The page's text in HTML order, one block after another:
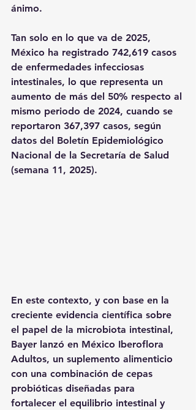
ánimo.
Tan solo en lo que va de 2025,
México ha registrado 742,619 casos
de enfermedades infecciosas
intestinales, lo que representa un
aumento de más del 50% respecto al
mismo periodo de 2024, cuando se
reportaron 367,397 casos, según
datos del Boletín Epidemiológico
Nacional de la Secretaría de Salud
(semana 11, 2025).
En este contexto, y con base en la
creciente evidencia científica sobre
el papel de la microbiota intestinal,
Bayer lanzó en México Iberoflora
Adultos, un suplemento alimenticio
con una combinación de cepas
probióticas diseñadas para
fortalecer el equilibrio intestinal y